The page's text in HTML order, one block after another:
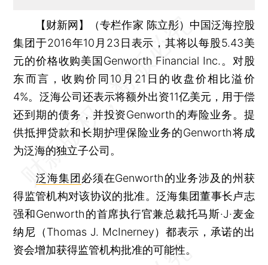
【财新网】（专栏作家 陈立彤） 中国泛海控股
集团于2016年10月23日表示，其将以每股5.43美
元的价格收购美国Genworth Financial Inc.。对股
东而言，收购价同10月21日的收盘价相比溢价
4%。泛海公司还表示将额外出资11亿美元，用于偿
还到期的债务，并投资Genworth的寿险业务。提
供抵押贷款和长期护理保险业务的Genworth将成
为泛海的独立子公司。
泛海集团 必须在Genworth的业务涉及的州获
得监管机构对该协议的批准。泛海集团董事长卢志
强和Genworth的首席执行官兼总裁托马斯·J·麦金
纳尼（Thomas J. McInerney）都表示，承诺的出
资会增加获得监管机构批准的可能性。